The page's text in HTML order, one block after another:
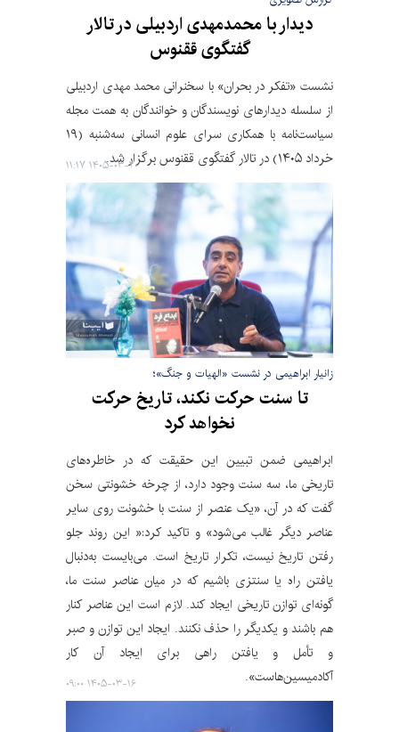
دیدار با محمدمهدی اردبیلی در تالار
گفتگوی ققنوس
نشست «تفکر در بحران» با سخنرانی محمد مهدی اردبیلی
از سلسله دیدارهای نویسندگان و خوانندگان به همت مجله
سیاست‌نامه با همکاری سرای علوم انسانی سه‌شنبه (۱۹
خرداد ۱۴۰۵) در تالار گفتگوی ققنوس برگزار شد.
۱۴۰۵-۰۳-۲۰ ۱۱:۱۷
زانیار ابراهیمی در نشست «الهیات و جنگ»؛
تا سنت حرکت نکند، تاریخ حرکت
نخواهد کرد
ابراهیمی ضمن تبیین این حقیقت که در خاطره‌های
تاریخی ما، سه سنت وجود دارد، از چرخه خشونتی سخن
گفت که در آن، «یک عنصر از سنت با خشونت روی سایر
عناصر دیگر غالب می‌شود» و تاکید کرد:‌« این روند جلو
رفتن تاریخ نیست، تکرار تاریخ است. می‌بایست به‌دنبال
یافتن راه یا سنتزی باشیم که در میان عناصر سنت ما،
گونه‌ای توازن تاریخی ایجاد کند. لازم است این عناصر کنار
هم باشند و یکدیگر را حذف نکنند. ایجاد این توازن و صبر
و تأمل و یافتن راهی برای ایجاد آن کار
آکادمیسین‌هاست».
۱۴۰۵-۰۳-۱۶ ۰۹:۰۰